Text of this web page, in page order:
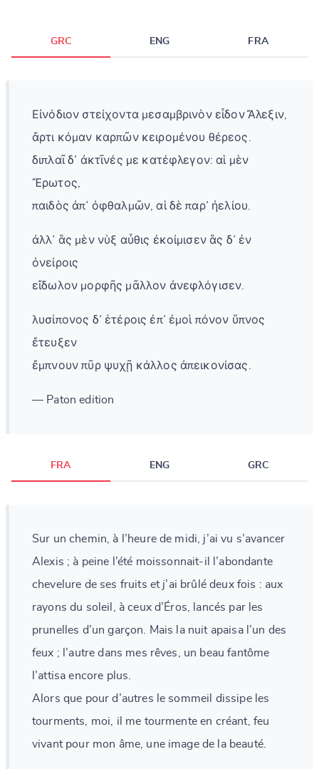
GRC ENG FRA
Εἰνόδιον στείχοντα μεσαμβρινὸν εἶδον Ἄλεξιν,
ἄρτι κόμαν καρπῶν κειρομένου θέρεος.
διπλαῖ δ᾽ ἀκτῖνές με κατέφλεγον: αἱ μὲν
Ἔρωτος,
παιδὸς ἀπ᾽ ὀφθαλμῶν, αἱ δὲ παρ᾽ ἠελίου.
ἀλλ᾽ ἃς μὲν νὺξ αὖθις ἐκοίμισεν ἃς δ᾽ ἐν
ὀνείροις
εἴδωλον μορφῆς μᾶλλον ἀνεφλόγισεν.
λυσίπονος δ᾽ ἑτέροις ἐπ᾽ ἐμοὶ πόνον ὕπνος
ἔτευξεν
ἔμπνουν πῦρ ψυχῇ κάλλος ἀπεικονίσας.
— Paton edition
FRA ENG GRC
Sur un chemin, à l’heure de midi, j’ai vu s’avancer
Alexis ; à peine l’été moissonnait-il l’abondante
chevelure de ses fruits et j’ai brûlé deux fois : aux
rayons du soleil, à ceux d’Éros, lancés par les
prunelles d’un garçon. Mais la nuit apaisa l’un des
feux ; l’autre dans mes rêves, un beau fantôme
l’attisa encore plus.
Alors que pour d’autres le sommeil dissipe les
tourments, moi, il me tourmente en créant, feu
vivant pour mon âme, une image de la beauté.